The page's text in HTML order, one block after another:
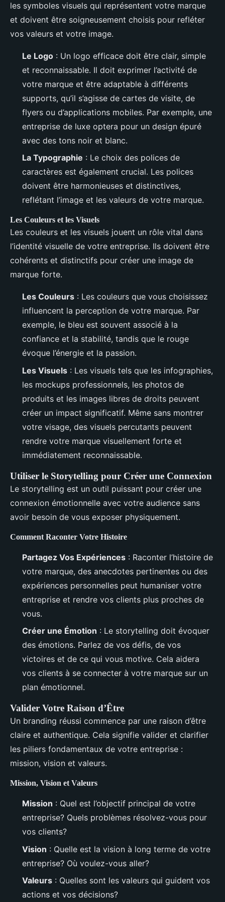
les symboles visuels qui représentent votre marque
et doivent être soigneusement choisis pour refléter
vos valeurs et votre image.
Le Logo : Un logo efficace doit être clair, simple
et reconnaissable. Il doit exprimer l’activité de
votre marque et être adaptable à différents
supports, qu’il s’agisse de cartes de visite, de
flyers ou d’applications mobiles. Par exemple, une
entreprise de luxe optera pour un design épuré
avec des tons noir et blanc.
La Typographie : Le choix des polices de
caractères est également crucial. Les polices
doivent être harmonieuses et distinctives,
reflétant l’image et les valeurs de votre marque.
Les Couleurs et les Visuels
Les couleurs et les visuels jouent un rôle vital dans
l’identité visuelle de votre entreprise. Ils doivent être
cohérents et distinctifs pour créer une image de
marque forte.
Les Couleurs : Les couleurs que vous choisissez
influencent la perception de votre marque. Par
exemple, le bleu est souvent associé à la
confiance et la stabilité, tandis que le rouge
évoque l’énergie et la passion.
Les Visuels : Les visuels tels que les infographies,
les mockups professionnels, les photos de
produits et les images libres de droits peuvent
créer un impact significatif. Même sans montrer
votre visage, des visuels percutants peuvent
rendre votre marque visuellement forte et
immédiatement reconnaissable.
Utiliser le Storytelling pour Créer une Connexion
Le storytelling est un outil puissant pour créer une
connexion émotionnelle avec votre audience sans
avoir besoin de vous exposer physiquement.
Comment Raconter Votre Histoire
Partagez Vos Expériences : Raconter l’histoire de
votre marque, des anecdotes pertinentes ou des
expériences personnelles peut humaniser votre
entreprise et rendre vos clients plus proches de
vous.
Créer une Émotion : Le storytelling doit évoquer
des émotions. Parlez de vos défis, de vos
victoires et de ce qui vous motive. Cela aidera
vos clients à se connecter à votre marque sur un
plan émotionnel.
Valider Votre Raison d’Être
Un branding réussi commence par une raison d’être
claire et authentique. Cela signifie valider et clarifier
les piliers fondamentaux de votre entreprise :
mission, vision et valeurs.
Mission, Vision et Valeurs
Mission : Quel est l’objectif principal de votre
entreprise? Quels problèmes résolvez-vous pour
vos clients?
Vision : Quelle est la vision à long terme de votre
entreprise? Où voulez-vous aller?
Valeurs : Quelles sont les valeurs qui guident vos
actions et vos décisions?